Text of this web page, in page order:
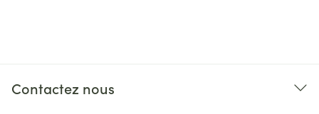
Contactez nous